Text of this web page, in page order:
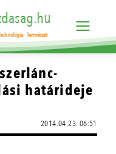
Természet
határideje
2014.04.23. 06:51